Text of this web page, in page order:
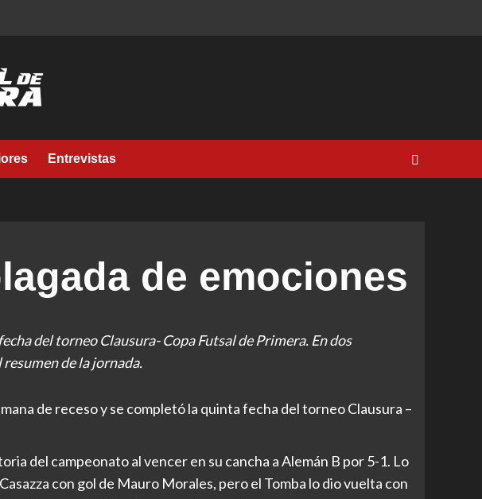
Entrevistas
de emociones
del torneo Clausura- Copa Futsal de Primera. En dos
de la jornada.
de receso y se completó la quinta fecha del torneo Clausura –
del campeonato al vencer en su cancha a Alemán B por 5-1. Lo
con gol de Mauro Morales, pero el Tomba lo dio vuelta con